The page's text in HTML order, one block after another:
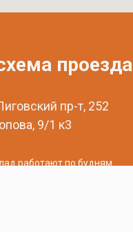
проезда
пр-т, 252
9/1 к3
работают по будням